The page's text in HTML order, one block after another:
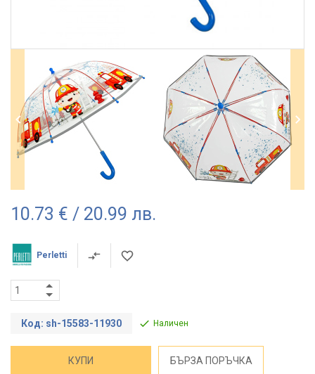
10.73 € / 20.99 лв.
Perletti
Код: sh-15583-11930 Наличен
КУПИ БЪРЗА ПОРЪЧКА